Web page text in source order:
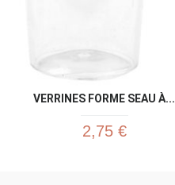
VERRINES FORME SEAU À...
2,75 €